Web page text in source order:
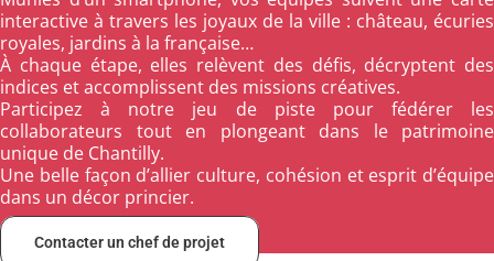
interactive à travers les joyaux de la ville : château, écuries
royales, jardins à la française…
À chaque étape, elles relèvent des défis, décryptent des
indices et accomplissent des missions créatives.
Participez à notre jeu de piste pour fédérer les
collaborateurs tout en plongeant dans le patrimoine
unique de Chantilly.
Une belle façon d’allier culture, cohésion et esprit d’équipe
dans un décor princier.
Contacter un chef de projet